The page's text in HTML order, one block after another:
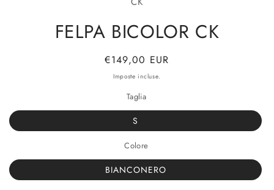
FELPA BICOLOR CK
Prezzo
di
€149,00 EUR
Imposte incluse.
Taglia
S
Colore
BIANCONERO